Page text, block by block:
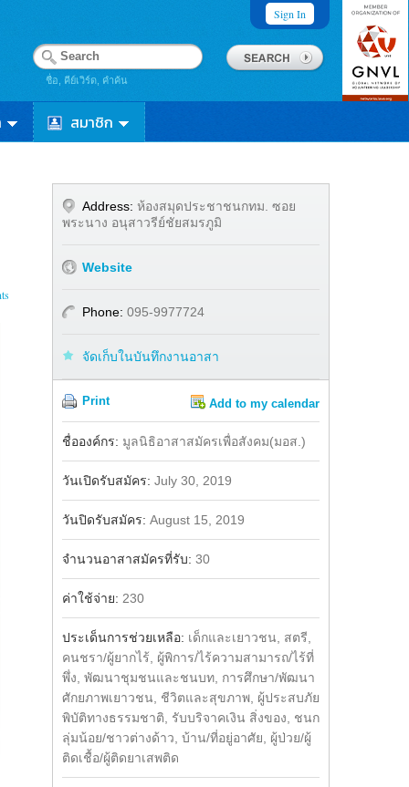
Sign In
ชื่อ, คีย์เวิร์ด, คำค้น
สมาชิก
Address: ห้องสมุดประชาชนกทม. ซอย
พระนาง อนุสาวรีย์ชัยสมรภูมิ
Website
Phone: 095-9977724
จัดเก็บในบันทึกงานอาสา
Print Add to my calendar
ชื่อองค์กร: มูลนิธิอาสาสมัครเพื่อสังคม(มอส.)
วันเปิดรับสมัคร: July 30, 2019
วันปิดรับสมัคร: August 15, 2019
จำนวนอาสาสมัครที่รับ: 30
ค่าใช้จ่าย: 230
ประเด็นการช่วยเหลือ: เด็กและเยาวชน, สตรี,
คนชรา/ผู้ยากไร้, ผู้พิการ/ไร้ความสามารถ/ไร้ที่
พึ่ง, พัฒนาชุมชนและชนบท, การศึกษา/พัฒนา
ศักยภาพเยาวชน, ชีวิตและสุขภาพ, ผู้ประสบภัย
พิบัติทางธรรมชาติ, รับบริจาคเงิน สิ่งของ, ชนก
ลุ่มน้อย/ชาวต่างด้าว, บ้าน/ที่อยู่อาศัย, ผู้ป่วย/ผู้
ติดเชื้อ/ผู้ติดยาเสพติด